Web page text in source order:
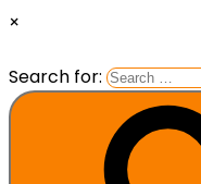
×
Search for: